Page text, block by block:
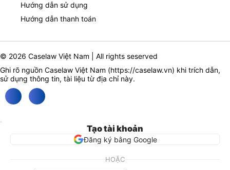
Hướng dẫn sử dụng
Hướng dẫn thanh toán
© 2026 Caselaw Việt Nam | All rights seserved
Ghi rõ nguồn Caselaw Việt Nam (https://caselaw.vn) khi trích dẫn,
sử dụng thông tin, tài liệu từ địa chỉ này.
Tạo tài khoản
Đăng ký bằng Google
HOẶC